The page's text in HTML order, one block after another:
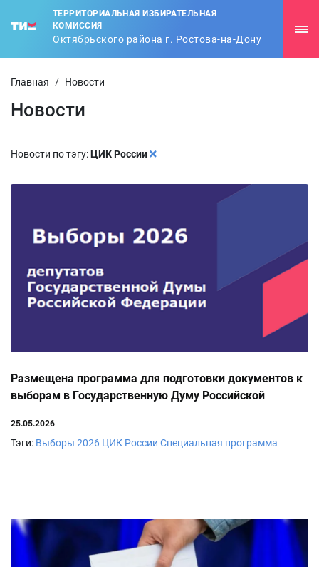
ТЕРРИТОРИАЛЬНАЯ ИЗБИРАТЕЛЬНАЯ
КОМИССИЯ
Октябрьского района г. Ростова-на-Дону
Главная / Новости
Новости
Новости по тэгу:ЦИК России
Размещена программа для подготовки документов к
выборам в Государственную Думу Российской
25.05.2026
Тэги: Выборы 2026 ЦИК России Специальная программа